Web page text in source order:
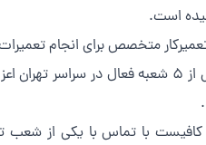
است.
متخصص برای انجام
با تماس با یکی از شعب